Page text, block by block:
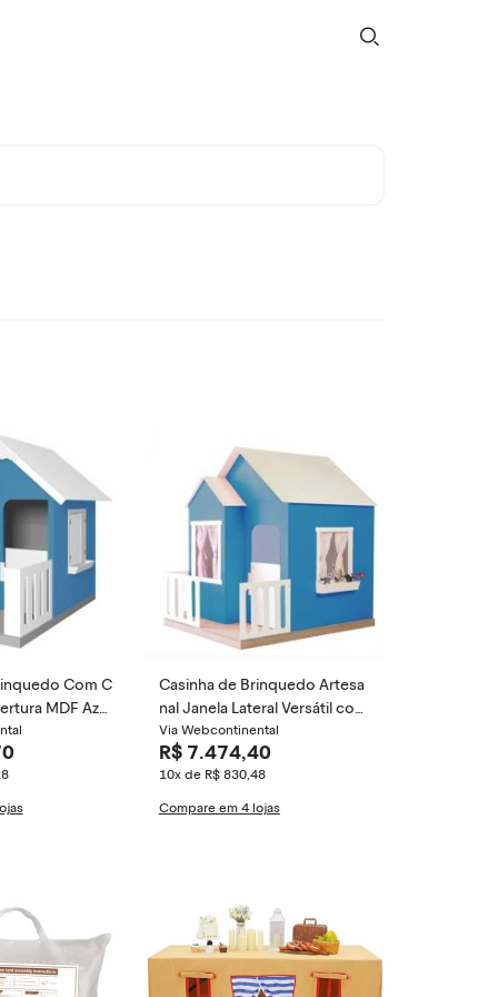
Com C
MDF Azul
Feliz
Casinha de Brinquedo Artesa
nal Janela Lateral Versátil com
Cortinas MDF Azul/Branco L1
2 - Criança Feliz
Via Webcontinental
R$ 7.474,40
10x de R$ 830,48
Compare em 4 lojas